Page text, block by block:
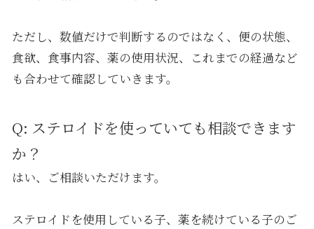
ただし、数値だけで判断するのではなく、便の状態、
食欲、食事内容、薬の使用状況、これまでの経過など
も合わせて確認していきます。
Q: ステロイドを使っていても相談できます
か？
はい、ご相談いただけます。
ステロイドを使用している子、薬を続けている子のご